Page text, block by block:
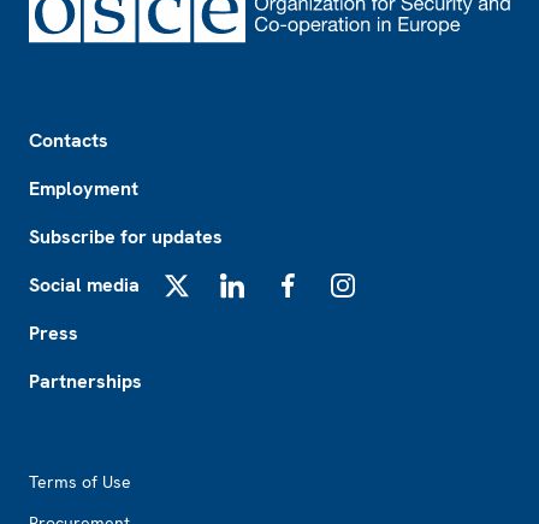
Contacts
Employment
Subscribe for updates
Social media
Press
Partnerships
Terms of Use